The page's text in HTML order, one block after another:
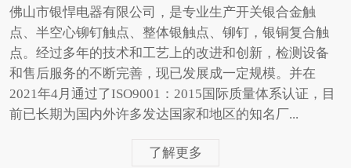
佛山市银悍电器有限公司，是专业生产开关银合金触
点、半空心铆钉触点、整体银触点、铆钉，银铜复合触
点。经过多年的技术和工艺上的改进和创新，检测设备
和售后服务的不断完善，现已发展成一定规模。并在
2021年4月通过了ISO9001：2015国际质量体系认证，目
前已长期为国内外许多发达国家和地区的知名厂...
了解更多